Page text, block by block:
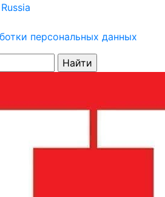
персональных данных